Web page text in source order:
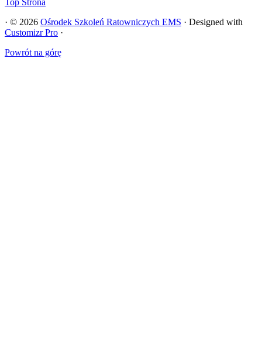
Top Strona
· © 2026 Ośrodek Szkoleń Ratowniczych EMS · Designed with
Customizr Pro ·
Powrót na górę